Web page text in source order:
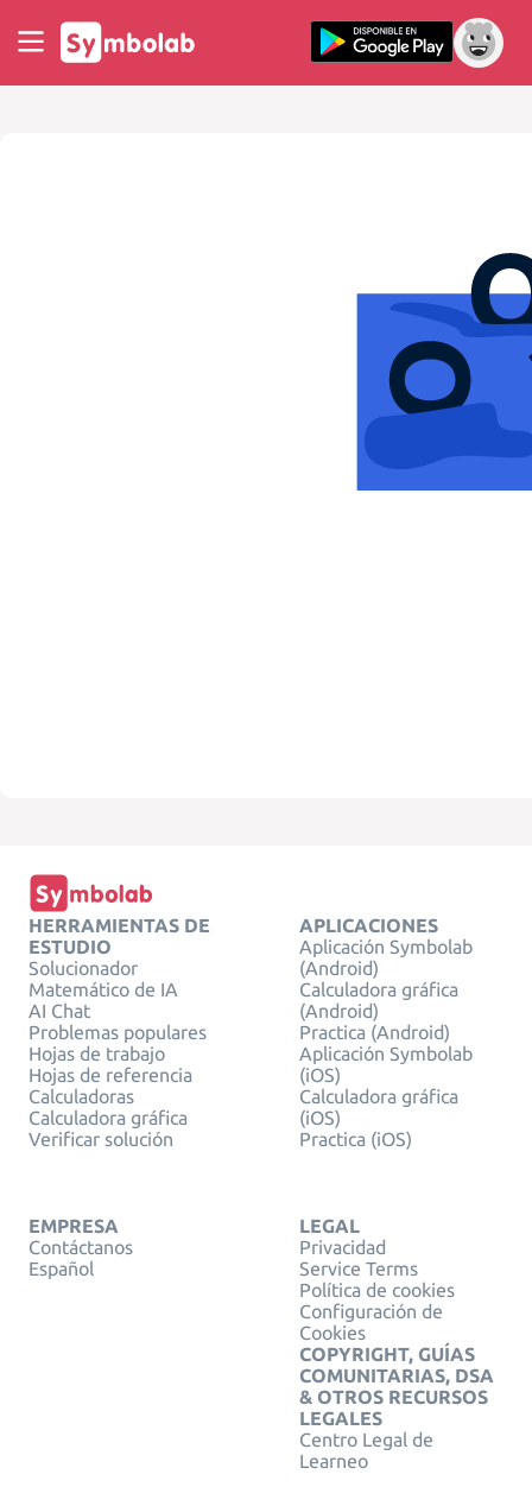
HERRAMIENTAS DE
ESTUDIO
Solucionador
Matemático de IA
AI Chat
Problemas populares
Hojas de trabajo
Hojas de referencia
Calculadoras
Calculadora gráfica
Verificar solución
APLICACIONES
Aplicación Symbolab
(Android)
Calculadora gráfica
(Android)
Practica (Android)
Aplicación Symbolab
(iOS)
Calculadora gráfica
(iOS)
Practica (iOS)
EMPRESA
Contáctanos
Español
LEGAL
Privacidad
Service Terms
Política de cookies
Configuración de
Cookies
COPYRIGHT, GUÍAS
COMUNITARIAS, DSA
& OTROS RECURSOS
LEGALES
Centro Legal de
Learneo